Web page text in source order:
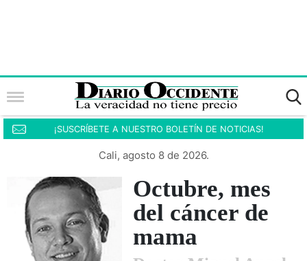
¡SUSCRÍBETE A NUESTRO BOLETÍN DE NOTICIAS!
Cali, agosto 8 de 2026.
Octubre, mes
del cáncer de
mama